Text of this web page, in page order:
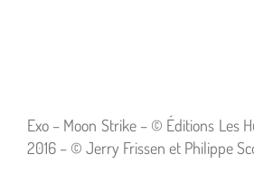
Exo – Moon Strike – © Éditions Les
2016 – © Jerry Frissen et Philippe